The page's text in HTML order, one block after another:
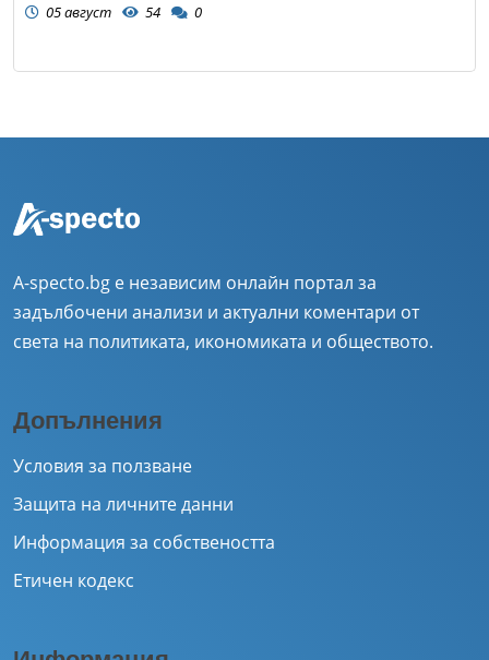
05 август 54 0
A-specto.bg е независим онлайн портал за
задълбочени анализи и актуални коментари от
света на политиката, икономиката и обществото.
Допълнения
Условия за ползване
Защита на личните данни
Информация за собствеността
Етичен кодекс